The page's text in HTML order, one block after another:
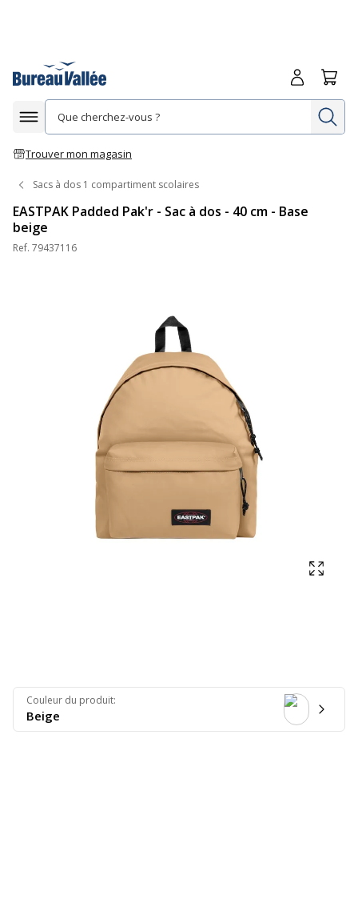
Afficher la navigation
Trouver mon magasin
Me
Sacs à dos 1 compartiment scolaires
EASTPAK Padded Pak'r - Sac à dos - 40 cm - Base
beige
Ref. 79437116
Couleur du produit:
Beige